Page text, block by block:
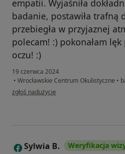
empatii. Wyjaśniła
badanie, postawiła trafną
przebiegła w przyjaznej
polecam! :) pokonałam
oczu! :)
19 czerwca 2024
• Wrocławskie Centrum Okulistyczne •
w opinii użytkownika Anna B.
zgłoś nadużycie
S Sylwia B. Weryfikacja